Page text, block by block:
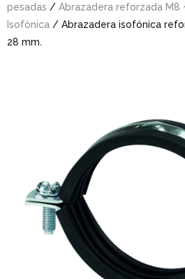
pesadas / Abrazadera reforzada M8
Isofónica / Abrazadera isofónica
28 mm.